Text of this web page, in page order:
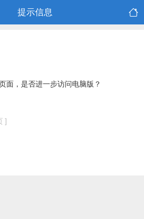
提示信息
面，是否进一步访问电脑版？
]